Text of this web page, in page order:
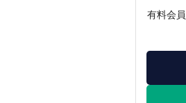
有料会